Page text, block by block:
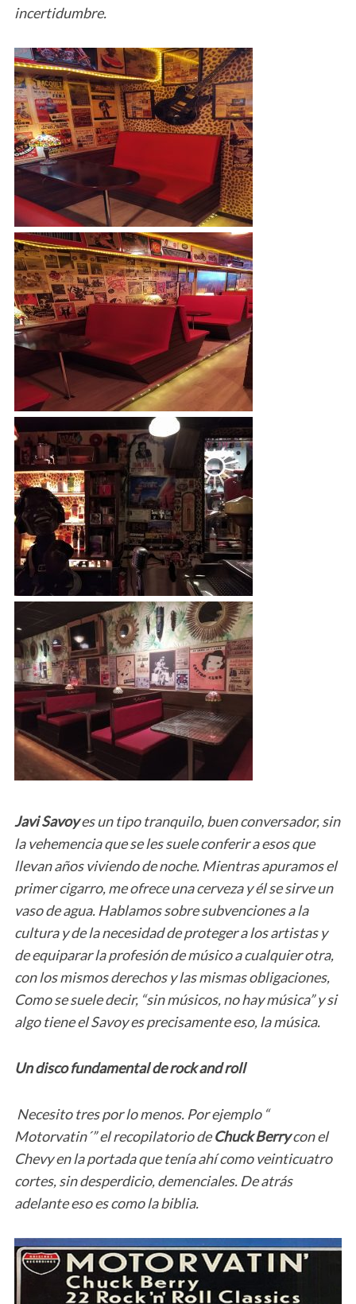
incertidumbre.
Javi Savoyes un tipo tranquilo, buen conversador, sin
la vehemencia que se les suele conferir a esos que
llevan años viviendo de noche. Mientras apuramos el
primer cigarro, me ofrece una cerveza y él se sirve un
vaso de agua. Hablamos sobre subvenciones a la
cultura y de la necesidad de proteger a los artistas y
de equiparar la profesión de músico a cualquier otra,
con los mismos derechos y las mismas obligaciones,
Como se suele decir, “sin músicos, no hay música” y si
algo tiene el Savoy es precisamente eso, la música.
Un disco fundamental de rock and roll
Necesito tres por lo menos. Por ejemplo “
Motorvatin´” el recopilatorio deChuck Berrycon el
Chevy en la portada que tenía ahí como veinticuatro
cortes, sin desperdicio, demenciales. De atrás
adelante eso es como la biblia.